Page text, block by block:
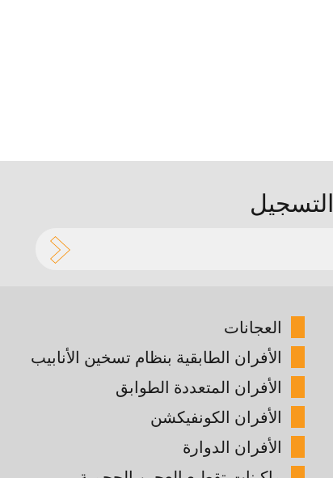
التسجيل
العجانات
الأفران الطابقية بنظام تسخين الأنابيب
الأفران المتعددة الطوابق
الأفران الكونفيكشن
الأفران الدوارة